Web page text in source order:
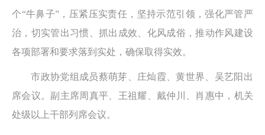
个“牛鼻子”，压紧压实责任，坚持示范引领，强化严管严
治，切实管出习惯、抓出成效、化风成俗，推动作风建设
各项部署和要求落到实处，确保取得实效。
市政协党组成员蔡萌芽、庄灿霞、黄世界、吴艺阳出
席会议。副主席周真平、王祖耀、戴仲川、肖惠中，机关
处级以上干部列席会议。